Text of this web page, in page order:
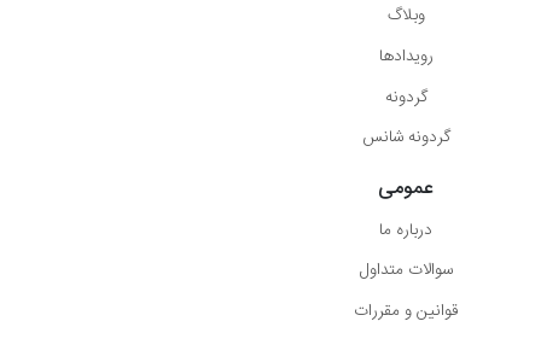
وبلاگ
رویدادها
گردونه
گردونه شانس
عمومی
درباره ما
سوالات متداول
قوانین و مقررات